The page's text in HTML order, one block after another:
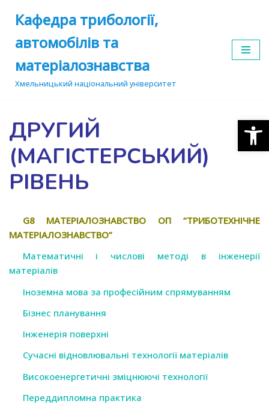
Перейти
до
вмісту
Кафедра трибології,
автомобілів та
матеріалознавства
Хмельницький національний університет
ДРУГИЙ
(МАГІСТЕРСЬКИЙ)
РІВЕНЬ
G8 МАТЕРІАЛОЗНАВСТВО ОП “ТРИБОТЕХНІЧНЕ
МАТЕРІАЛОЗНАВСТВО”
Математичні і числові методі в інженерії
матеріалів
Іноземна мова за професійним спрямуванням
Бізнес планування
Інженерія поверхні
Сучасні відновлювальні технології матеріалів
Високоенергетичні зміцнюючі технології
Переддипломна практика